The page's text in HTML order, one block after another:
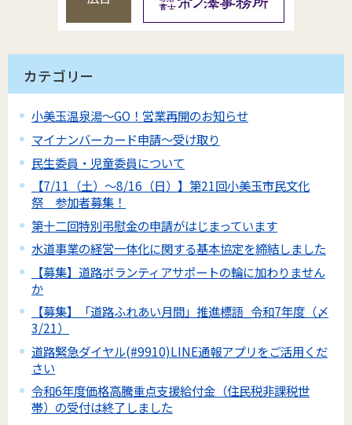
カテゴリー
小美玉温泉湯～GO！営業再開のお知らせ
マイナンバーカード申請～受け取り
民生委員・児童委員について
【7/11（土）～8/16（日）】第21回小美玉市民文化
祭 参加者募集！
第十二回特別弔慰金の申請がはじまっています
水道事業の経営一体化に関する基本協定を締結しました
【募集】道路ボランティアサポートの輪に加わりません
か
【募集】「道路ふれあい月間」推進標語_令和7年度（〆
3/21）
道路緊急ダイヤル(#9910)LINE通報アプリをご活用くだ
さい
令和6年度価格高騰重点支援給付金（住民税非課税世
帯）の受付は終了しました